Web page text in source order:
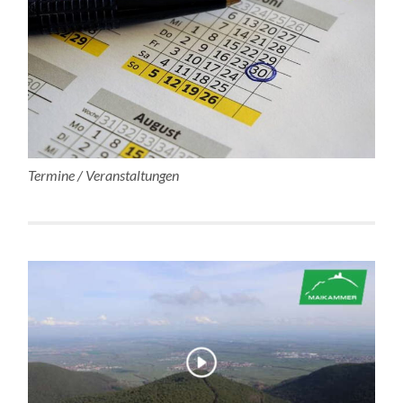
Termine / Veranstaltungen